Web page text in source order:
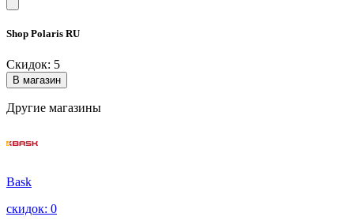
Shop Polaris RU
Скидок: 5
В магазин
Другие магазины
Bask
скидок: 0